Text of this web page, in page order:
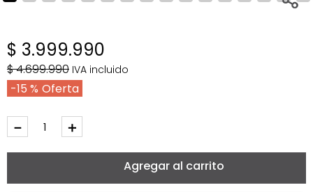
$ 3.999.990
$4.699.990 IVA incluido
15 %
＋
－
Agregar al carrito